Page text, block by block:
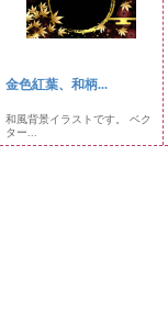
金色紅葉、和柄...
和風背景イラストです。 ベク
ター...